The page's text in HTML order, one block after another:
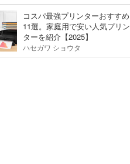
コスパ最強プリンターおすすめ
11選。家庭用で安い人気プリン
ターを紹介【2025】
ハセガワ ショウタ